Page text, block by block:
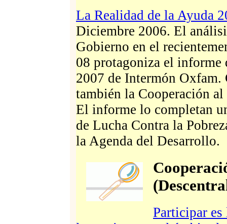
La Realidad de la Ayuda
Diciembre 2006. El
Gobierno en el
08 protagoniza el informe
2007 de Intermón Oxfam.
también la Cooperación
El informe lo completan
de Lucha Contra la
la Agenda del Desarrollo.
Participar